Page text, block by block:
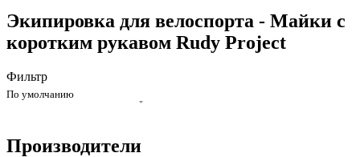
Экипировка для велоспорта - Майки с
коротким рукавом Rudy Project
Фильтр
По умолчанию
Производители